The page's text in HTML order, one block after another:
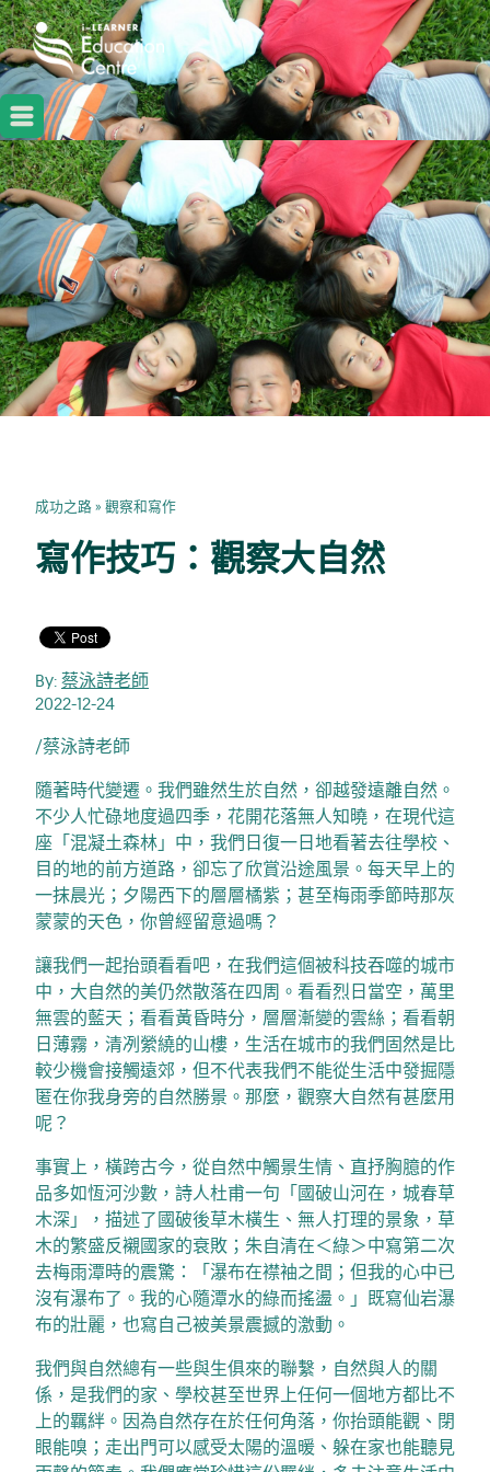
成功之路» 觀察和寫作
寫作技巧：觀察大自然
By: 蔡泳詩老師
2022-12-24
/蔡泳詩老師
隨著時代變遷。我們雖然生於自然，卻越發遠離自然。
不少人忙碌地度過四季，花開花落無人知曉，在現代這
座「混凝土森林」中，我們日復一日地看著去往學校、
目的地的前方道路，卻忘了欣賞沿途風景。每天早上的
一抹晨光；夕陽西下的層層橘紫；甚至梅雨季節時那灰
蒙蒙的天色，你曾經留意過嗎？
讓我們一起抬頭看看吧，在我們這個被科技吞噬的城市
中，大自然的美仍然散落在四周。看看烈日當空，萬里
無雲的藍天；看看黃昏時分，層層漸變的雲絲；看看朝
日薄霧，清冽縈繞的山樓，生活在城市的我們固然是比
較少機會接觸遠郊，但不代表我們不能從生活中發掘隱
匿在你我身旁的自然勝景。那麼，觀察大自然有甚麼用
呢？
事實上，橫跨古今，從自然中觸景生情、直抒胸臆的作
品多如恆河沙數，詩人杜甫一句「國破山河在，城春草
木深」，描述了國破後草木橫生、無人打理的景象，草
木的繁盛反襯國家的衰敗；朱自清在＜綠＞中寫第二次
去梅雨潭時的震驚：「瀑布在襟袖之間；但我的心中已
沒有瀑布了。我的心隨潭水的綠而搖盪。」既寫仙岩瀑
布的壯麗，也寫自己被美景震撼的激動。
我們與自然總有一些與生俱來的聯繫，自然與人的關
係，是我們的家、學校甚至世界上任何一個地方都比不
上的羈絆。因為自然存在於任何角落，你抬頭能觀、閉
眼能嗅；走出門可以感受太陽的溫暖、躲在家也能聽見